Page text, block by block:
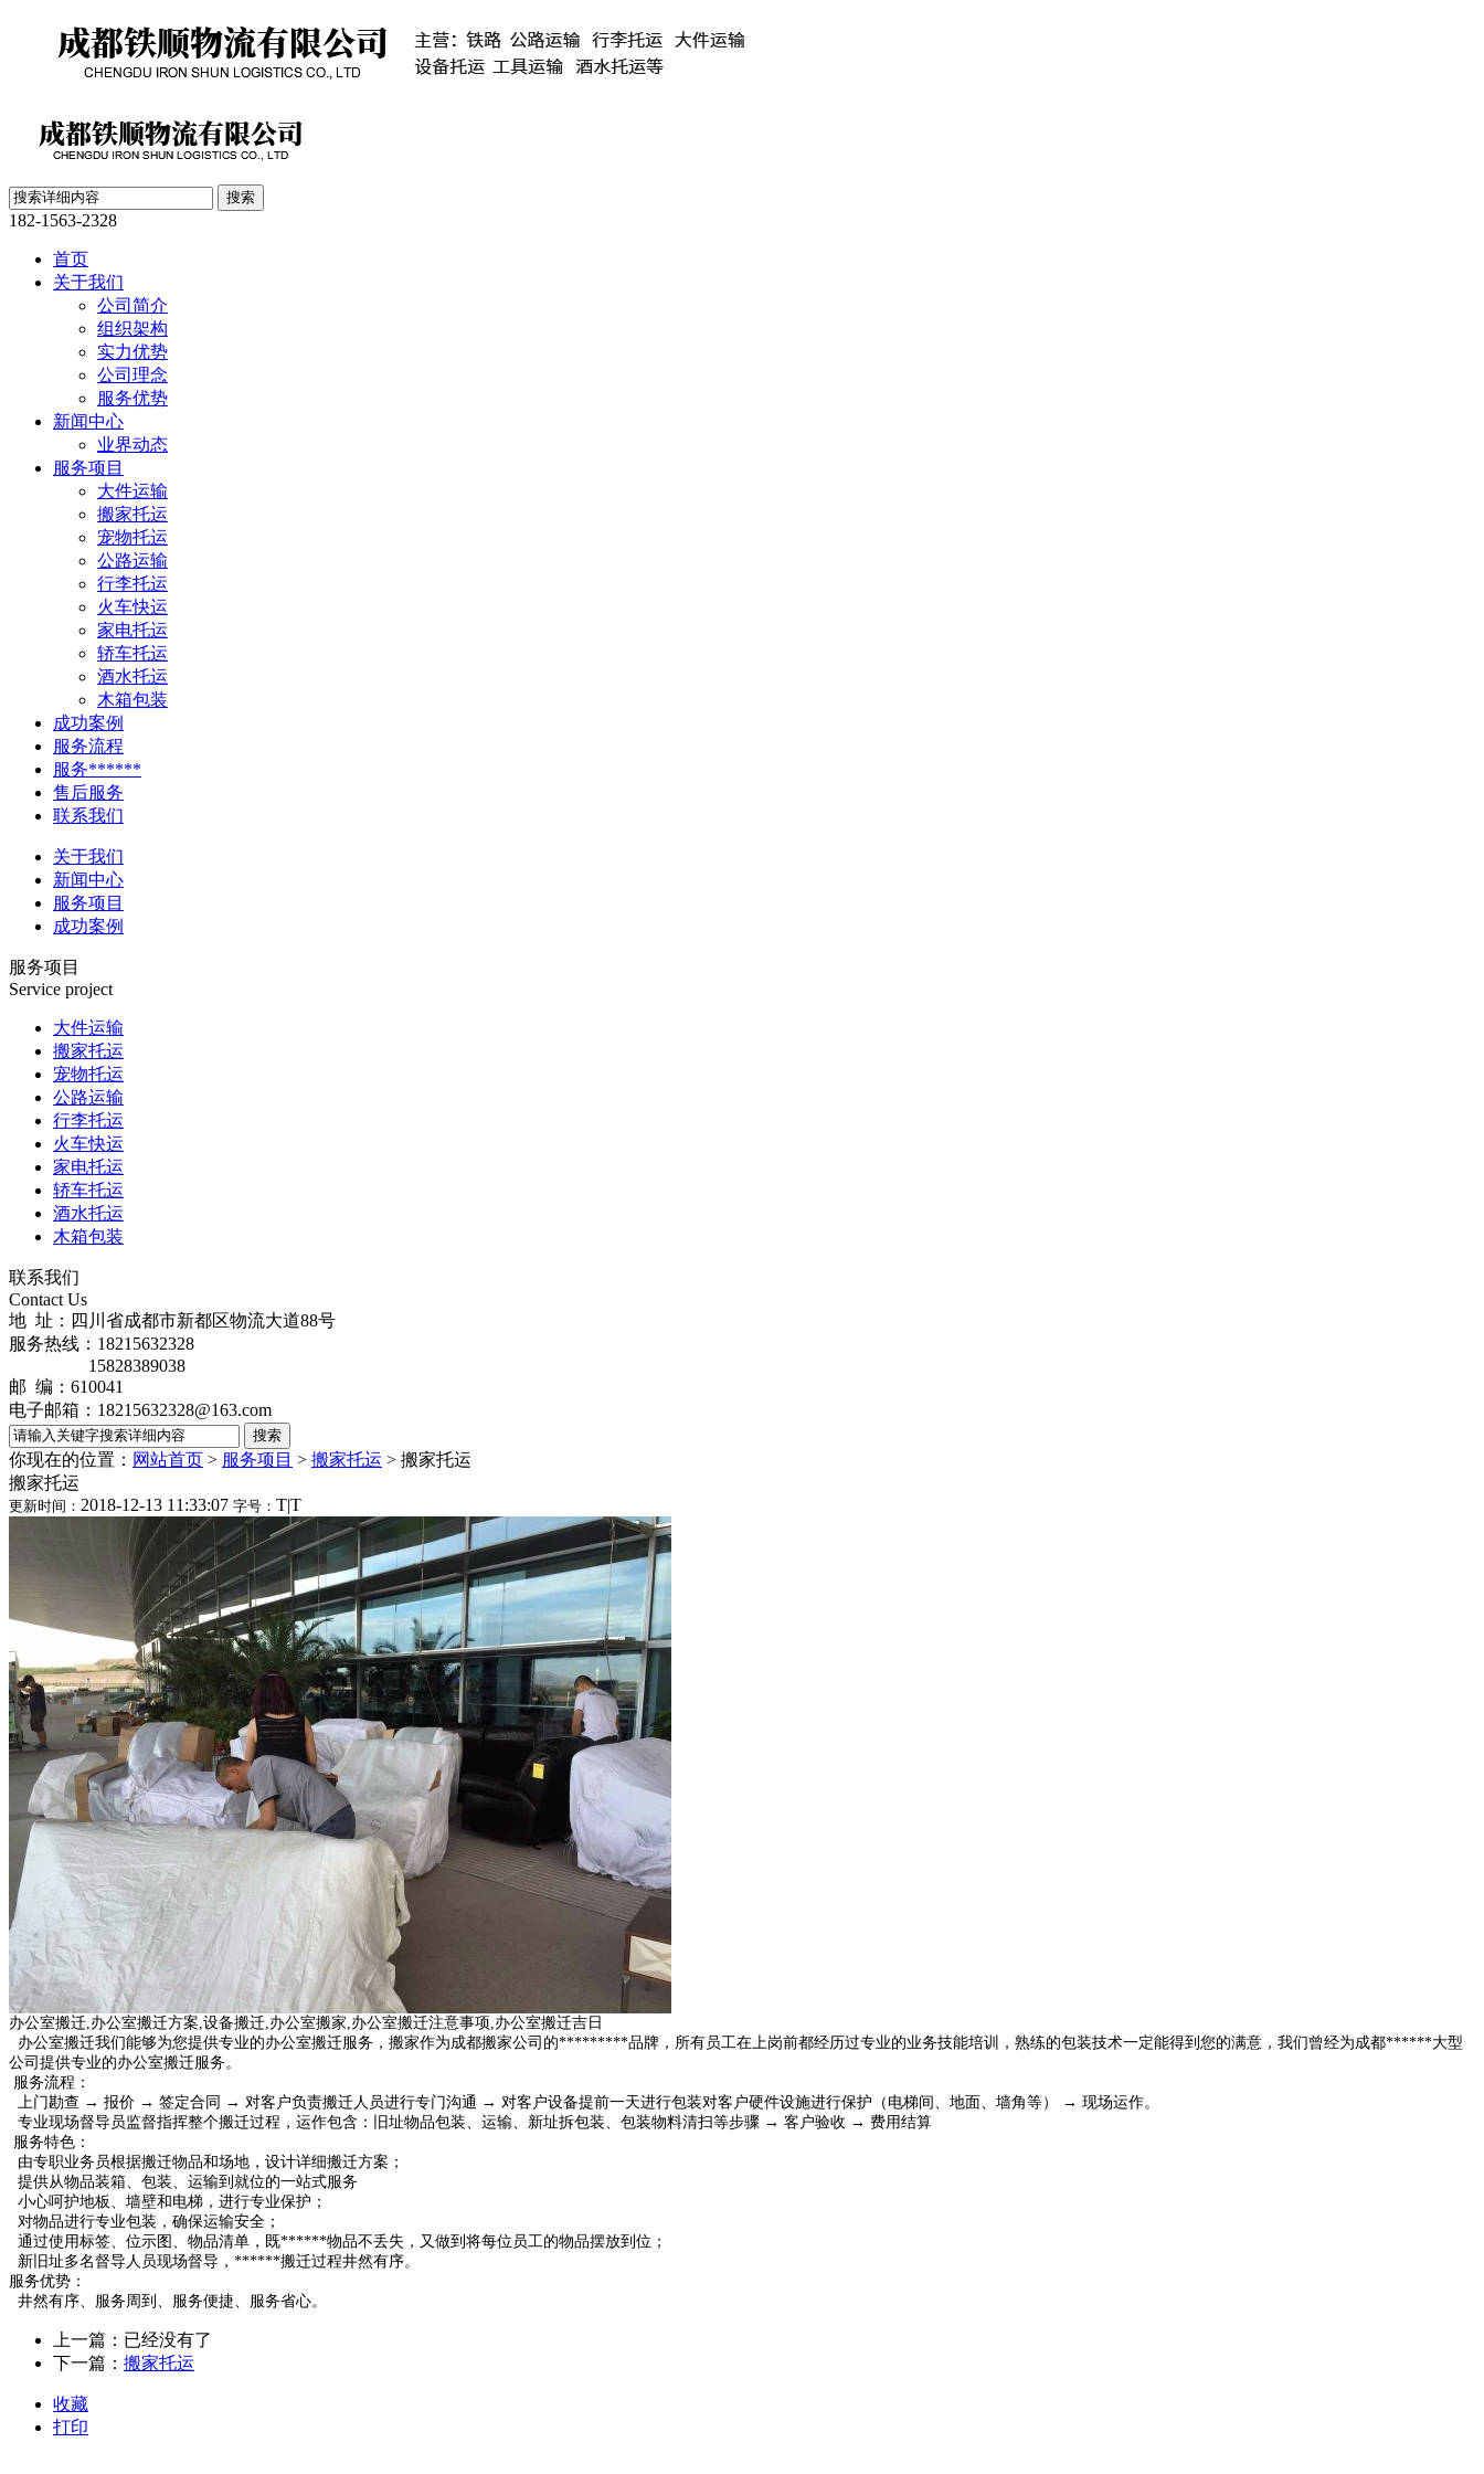
182-1563-2328
首页
关于我们
公司简介
组织架构
实力优势
公司理念
服务优势
新闻中心
业界动态
服务项目
大件运输
搬家托运
宠物托运
公路运输
行李托运
火车快运
家电托运
轿车托运
酒水托运
木箱包装
成功案例
服务流程
服务******
售后服务
联系我们
关于我们
新闻中心
服务项目
成功案例
服务项目
Service project
大件运输
搬家托运
宠物托运
公路运输
行李托运
火车快运
家电托运
轿车托运
酒水托运
木箱包装
联系我们
Contact Us
地 址：四川省成都市新都区物流大道88号
服务热线：18215632328
15828389038
邮 编：610041
电子邮箱：18215632328@163.com
你现在的位置： 网站首页 > 服务项目 > 搬家托运 > 搬家托运
搬家托运
更新时间： 2018-12-13 11:33:07 字号： T|T
办公室搬迁,办公室搬迁方案,设备搬迁,办公室搬家,办公室搬迁注意事项,办公室搬迁吉日
办公室搬迁我们能够为您提供专业的办公室搬迁服务，搬家作为成都搬家公司的*********品牌，所有员工在上岗前都经历过专业的业务技能培训，熟练的包装技术一定能得到您的满意，我们曾经为成都******大型
公司提供专业的办公室搬迁服务。
服务流程：
上门勘查 → 报价 → 签定合同 → 对客户负责搬迁人员进行专门沟通 → 对客户设备提前一天进行包装对客户硬件设施进行保护（电梯间、地面、墙角等） → 现场运作。
专业现场督导员监督指挥整个搬迁过程，运作包含：旧址物品包装、运输、新址拆包装、包装物料清扫等步骤 → 客户验收 → 费用结算
服务特色：
由专职业务员根据搬迁物品和场地，设计详细搬迁方案；
提供从物品装箱、包装、运输到就位的一站式服务
小心呵护地板、墙壁和电梯，进行专业保护；
对物品进行专业包装，确保运输安全；
通过使用标签、位示图、物品清单，既******物品不丢失，又做到将每位员工的物品摆放到位；
新旧址多名督导人员现场督导，******搬迁过程井然有序。
服务优势：
井然有序、服务周到、服务便捷、服务省心。
上一篇：已经没有了
下一篇： 搬家托运
收藏
打印